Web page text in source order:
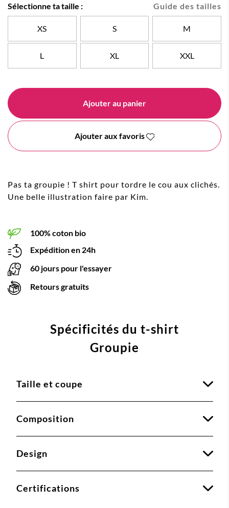
Guide des tailles
Sélectionne ta taille :
XS S M
L XL XXL
Ajouter au panier
Ajouter aux favoris
Pas ta groupie ! T shirt pour tordre le cou aux clichés.
Une belle illustration faire par Kim.
100% coton bio
Expédition en 24h
60 jours pour l'essayer
Retours gratuits
Spécificités du t-shirt
Groupie
Taille et coupe
Composition
Design
Certifications